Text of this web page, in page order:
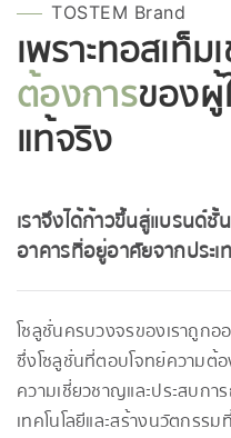
TOSTEM Brand
เพราะทอสเท็ม
ต้องการของผู้
แท้จริง
เราจึงได้ก้าวขึ้นสู่แบรนด์
อาคารที่อยู่อาศัยจากประ
โซลูชั่นครบวงจรของเราถูกอ
ซึ่งโซลูชั่นที่ตอบโจทย์ความต้
ความเชี่ยวชาญและประสบ
เทคโนโลยีและสร้างนวัตกร